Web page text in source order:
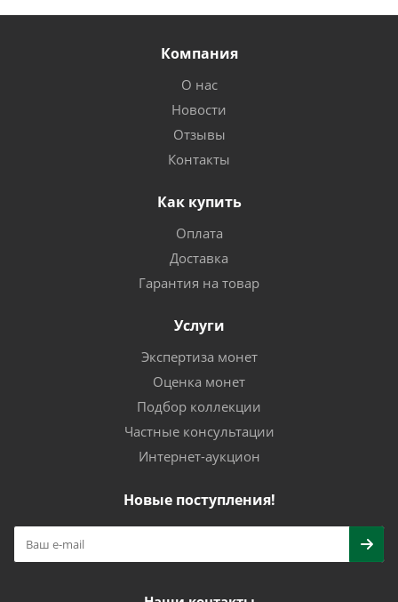
Компания
О нас
Новости
Отзывы
Контакты
Как купить
Оплата
Доставка
Гарантия на товар
Услуги
Экспертиза монет
Оценка монет
Подбор коллекции
Частные консультации
Интернет-аукцион
Новые поступления!